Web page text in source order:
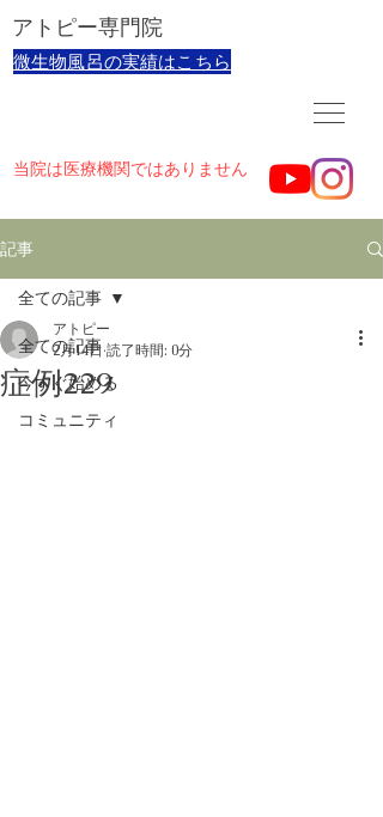
​アトピー専門院
​微生物風呂の実績はこちら
当院は医療機関ではありません
記事
全ての記事
今すぐ始める
コミュニティ
全ての記事
症例229
アトピー
2月14日 読了時間: 0分